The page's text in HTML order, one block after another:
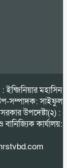
মহাসিন
উপ-সম্পাদক: সাইফুল
উপদেষ্টা(২) :
বানিজ্যিক কার্যালয়: